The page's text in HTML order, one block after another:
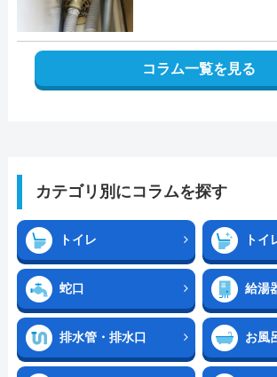
コラム一覧を見る
カテゴリ別にコラムを探す
トイレ トイ
蛇口 給湯
排水管・排水口 お風